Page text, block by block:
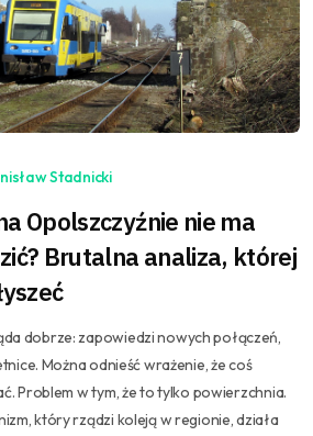
Stadnicki
Opolszczyźnie nie ma
Brutalna analiza, której
dobrze: zapowiedzi nowych połączeń,
Można odnieść wrażenie, że coś
Problem w tym, że to tylko powierzchnia.
który rządzi koleją w regionie, działa